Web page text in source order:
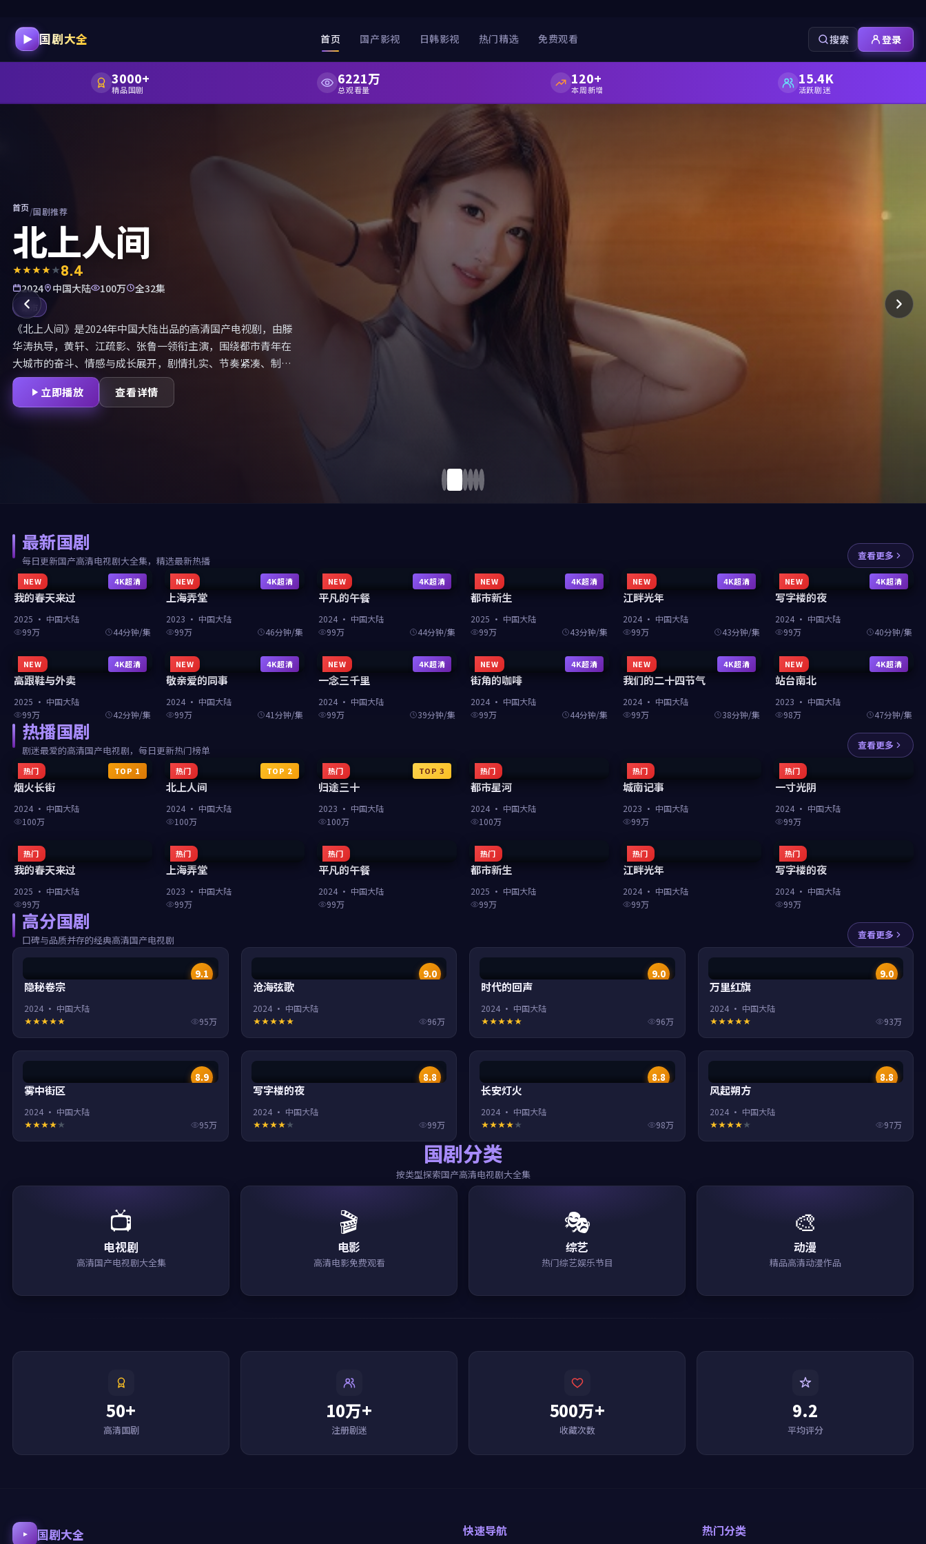
国剧大全 首页 国产影视 日韩影视 热门精选 免费观看 搜索 登录
3000+
精品国剧
6221万
总观看量
120+
本周新增
15.4K
活跃剧迷
首页/国剧推荐
北上人间
8.4
2024 中国大陆 100万 全32集
都市
《北上人间》是2024年中国大陆出品的高清国产电视剧，由滕
华涛执导，黄轩、江疏影、张鲁一领衔主演，围绕都市青年在
大城市的奋斗、情感与成长展开，剧情扎实、节奏紧凑、制作
精良。国剧大全整理北上人间全集，提供国产免费观看高清电
视剧大全集服务，无广告、无套路高清在线观看。
立即播放 查看详情
最新国剧
每日更新国产高清电视剧大全集，精选最新热播 查看更多
NEW 4K超清
我的春天来过
2025 · 中国大陆
99万
44分钟/集
NEW 4K超清
上海弄堂
2023 · 中国大陆
99万
46分钟/集
NEW 4K超清
平凡的午餐
2024 · 中国大陆
99万
44分钟/集
NEW 4K超清
都市新生
2025 · 中国大陆
99万
43分钟/集
NEW 4K超清
江畔光年
2024 · 中国大陆
99万
43分钟/集
NEW 4K超清
写字楼的夜
2024 · 中国大陆
99万
40分钟/集
NEW 4K超清
高跟鞋与外卖
2025 · 中国大陆
99万
42分钟/集
NEW 4K超清
敬亲爱的同事
2024 · 中国大陆
99万
41分钟/集
NEW 4K超清
一念三千里
2024 · 中国大陆
99万
39分钟/集
NEW 4K超清
街角的咖啡
2024 · 中国大陆
99万
44分钟/集
NEW 4K超清
我们的二十四节气
2024 · 中国大陆
99万
38分钟/集
NEW 4K超清
站台南北
2023 · 中国大陆
98万
47分钟/集
热播国剧
剧迷最爱的高清国产电视剧，每日更新热门榜单 查看更多
热门 TOP 1
烟火长街
2024 · 中国大陆
100万
热门 TOP 2
北上人间
2024 · 中国大陆
100万
热门 TOP3
归途三十
2023 · 中国大陆
100万
热门
都市星河
2024 · 中国大陆
100万
热门
城南记事
2023 · 中国大陆
99万
热门
一寸光阴
2024 · 中国大陆
99万
热门
我的春天来过
2025 · 中国大陆
99万
热门
上海弄堂
2023 · 中国大陆
99万
热门
平凡的午餐
2024 · 中国大陆
99万
热门
都市新生
2025 · 中国大陆
99万
热门
江畔光年
2024 · 中国大陆
99万
热门
写字楼的夜
2024 · 中国大陆
99万
高分国剧
口碑与品质并存的经典高清国产电视剧 查看更多
9.1
隐秘卷宗
2024 · 中国大陆
95万
9.0
沧海弦歌
2024· 中国大陆
96万
9.0
时代的回声
2024 · 中国大陆
96万
9.0
万里红旗
2024· 中国大陆
93万
8.9
雾中街区
2024 · 中国大陆
95万
8.8
写字楼的夜
2024· 中国大陆
99万
8.8
长安灯火
2024 · 中国大陆
98万
8.8
风起朔方
2024· 中国大陆
97万
国剧分类
按类型探索国产高清电视剧大全集
📺
电视剧
高清国产电视剧大全集
🎬
电影
高清电影免费观看
🎭
综艺
热门综艺娱乐节目
🎨
动漫
精品高清动漫作品
50+
高清国剧
10万+
注册剧迷
500万+
收藏次数
9.2
平均评分
国剧大全 快速导航 热门分类